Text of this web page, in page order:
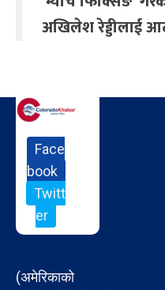
अखिलेश रेड्डीलाई
Face
book
Twitt
er
(अमेरिकाको